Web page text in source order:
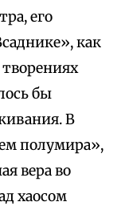
его
как
бы
В
полумира»,
вера во
хаосом